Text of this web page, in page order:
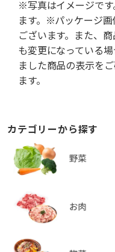
※写真はイメージで
ます。※パッケージ
ございます。また、
も変更になっている
ました商品の表示を
ます。
カテゴリーから探す